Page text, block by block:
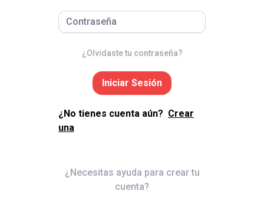
¿Olvidaste tu contraseña?
Iniciar Sesión
¿No tienes cuenta aún? Crear
una
¿Necesitas ayuda para crear tu
cuenta?